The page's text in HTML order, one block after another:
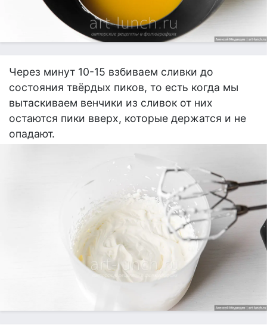
Через минут 10-15 взбиваем сливки до
состояния твёрдых пиков, то есть когда мы
вытаскиваем венчики из сливок от них
остаются пики вверх, которые держатся и не
опадают.